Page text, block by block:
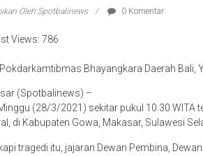
Oleh:Spotbalinews 0 Komentar
Views: 786
Bhayangkara Daerah Bali,
(Spotbalinews) –
(28/3/2021) sekitar pukul 10.30 WITA
di Kabupaten Gowa, Makasar, Sulawesi
tragedi itu, jajaran Dewan Pembina,